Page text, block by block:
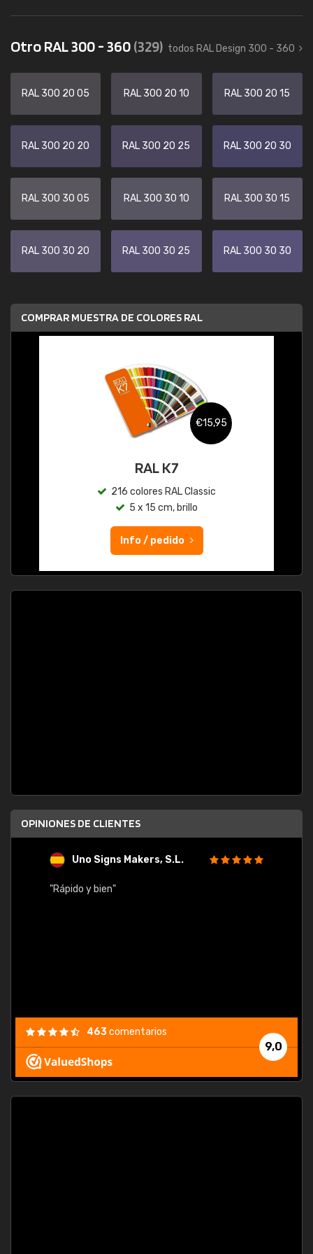
Otro RAL 300 - 360(329) todos RAL Design 300 - 360
RAL 300 20 05 RAL 300 20 10 RAL 300 20 15
RAL 300 20 20 RAL 300 20 25 RAL 300 20 30
RAL 300 30 05 RAL 300 30 10 RAL 300 30 15
RAL 300 30 20 RAL 300 30 25 RAL 300 30 30
COMPRAR MUESTRA DE COLORES RAL
€15,95
RAL K7
216 colores RAL Classic
5 x 15 cm, brillo
Info / pedido
OPINIONES DE CLIENTES
Uno Signs Makers, S.L.
"Rápido y bien"
9,0
463comentarios